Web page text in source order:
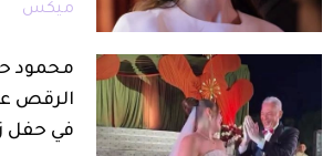
ميكس
محمود
الرقص
في حفل